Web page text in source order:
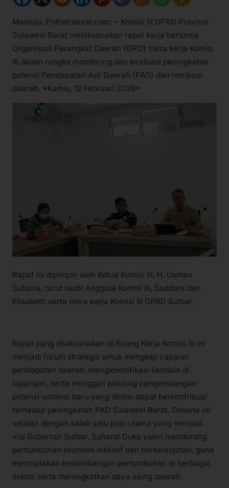
Mamuju, Potretrakyat.com; – Komisi III DPRD Provinsi
Sulawesi Barat melaksanakan rapat kerja bersama
Organisasi Perangkat Daerah (OPD) mitra kerja Komisi
III dalam rangka monitoring dan evaluasi peningkatan
potensi Pendapatan Asli Daerah (PAD) dan retribusi
daerah. *Kamis, 12 Februari 2026*
Rapat ini dipimpin oleh Ketua Komisi III, H. Usman
Suhuria, turut hadir Anggota Komisi III, Saddam dan
Elisabeth serta mitra kerja Komisi III DPRD Sulbar.
Rapat yang dilaksanakan di Ruang Kerja Komisi III ini
menjadi forum strategis untuk mengkaji capaian
pendapatan daerah, mengidentifikasi kendala di
lapangan, serta menggali peluang pengembangan
potensi-potensi baru yang dinilai dapat berkontribusi
terhadap peningkatan PAD Sulawesi Barat. Dimana ini
sejalan dengan salah satu poin utama yang menjadi
visi Gubernur Sulbar, Suhardi Duka yakni mendorong
pertumbuhan ekonomi inklusif dan berkelanjutan, guna
menciptakan keseimbangan pertumbuhan di berbagai
sektor serta meningkatkan daya saing daerah.